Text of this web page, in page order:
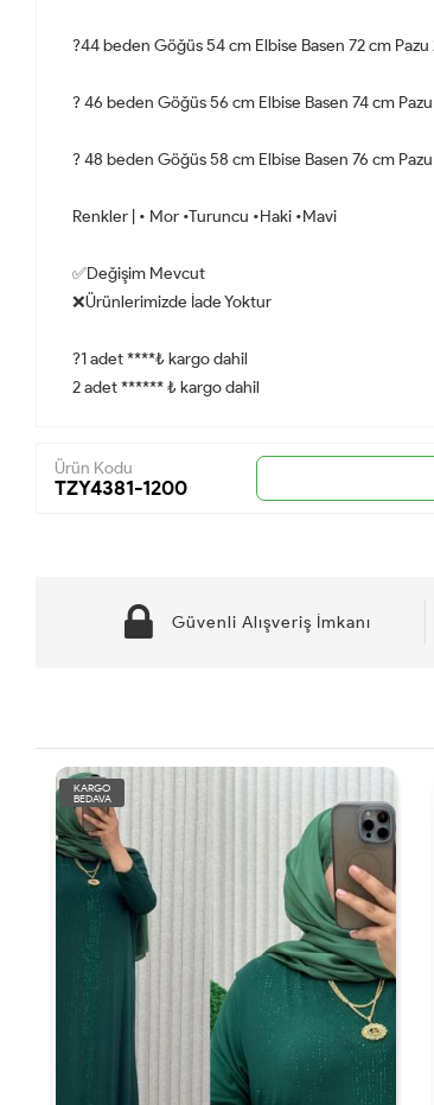
?44 beden Göğüs 54 cm Elbise Basen 72 cm Pazu
? 46 beden Göğüs 56 cm Elbise Basen 74 cm
? 48 beden Göğüs 58 cm Elbise Basen 76 cm
Renkler | • Mor •Turuncu •Haki •Mavi
✅Değişim Mevcut
❌Ürünlerimizde İade Yoktur
?1 adet ****₺ kargo dahil
2 adet ****** ₺ kargo dahil
Ürün Kodu
TZY4381-1200
Güvenli Alışveriş İmkanı
KARGO
BEDAVA